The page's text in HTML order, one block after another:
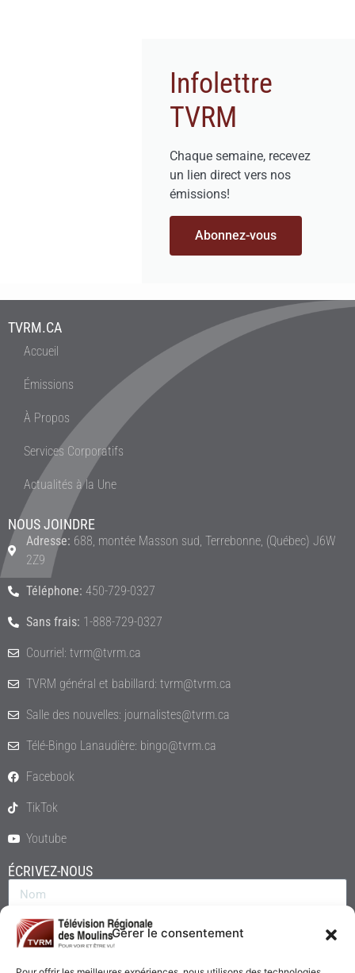
Gérer le consentement
Infolettre
TVRM
Chaque semaine, recevez
un lien direct vers nos
émissions!
Abonnez-vous
TVRM.CA
Accueil
Émissions
À Propos
Services Corporatifs
Actualités à la Une
NOUS JOINDRE
Adresse: 688, montée Masson sud, Terrebonne, (Québec) J6W
2Z9
Téléphone: 450-729-0327
Sans frais: 1-888-729-0327
Courriel: tvrm@tvrm.ca
TVRM général et babillard: tvrm@tvrm.ca
Salle des nouvelles: journalistes@tvrm.ca
Télé-Bingo Lanaudière: bingo@tvrm.ca
Facebook
TikTok
Youtube
ÉCRIVEZ-NOUS